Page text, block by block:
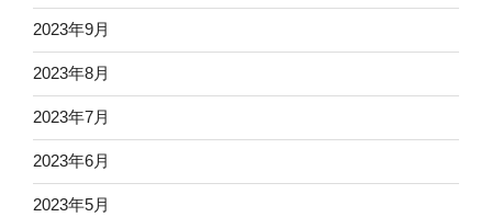
2023年9月
2023年8月
2023年7月
2023年6月
2023年5月